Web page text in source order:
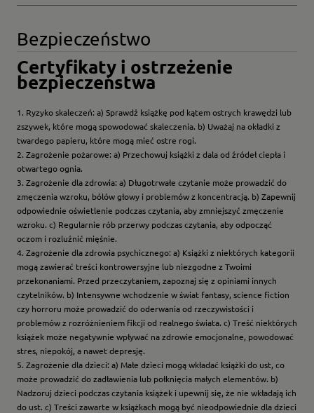
Bezpieczeństwo
Certyfikaty i ostrzeżenie
bezpieczeństwa
1. Ryzyko skaleczeń: a) Sprawdź książkę pod kątem ostrych krawędzi lub
zszywek, które mogą spowodować skaleczenia. b) Uważaj na okładki z
twardego papieru, które mogą mieć ostre rogi.
2. Zagrożenie pożarowe: a) Przechowuj książki z dala od źródeł ciepła i
otwartego ognia.
3. Zagrożenie dla zdrowia: a) Długotrwałe czytanie może prowadzić do
zmęczenia wzroku, bólów głowy i problemów z koncentracją. b) Zapewnij
odpowiednie oświetlenie podczas czytania, aby zmniejszyć zmęczenie
wzroku. c) Regularnie rób przerwy podczas czytania, aby odpocząć
oczom i rozluźnić mięśnie.
4. Zagrożenie dla zdrowia psychicznego: a) Książki z niektórych kategorii
mogą zawierać treści kontrowersyjne lub niezgodne z Twoimi
przekonaniami. Przed przeczytaniem, zapoznaj się z opiniami innych
czytelników. b) Intensywne wchodzenie w świat fantasy, science fiction
czy horroru może prowadzić do oderwania od rzeczywistości i
problemów z rozróżnieniem fikcji od realnego świata. c) Treść niektórych
książek może negatywnie wpływać na zdrowie emocjonalne, powodować
stres, niepokój, a nawet depresję.
5. Zagrożenie dla dzieci: a) Małe dzieci mogą wkładać książki do ust, co
może prowadzić do zadławienia lub połknięcia małych elementów. b)
Nadzoruj dzieci podczas czytania książek i upewnij się, że nie wkładają ich
do ust. c) Treści zawarte w książkach mogą być nieodpowiednie dla dzieci